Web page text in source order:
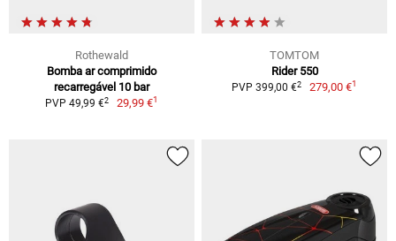
Rothewald
Bomba ar comprimido
recarregável 10 bar
PVP 49,99 €2 29,99 €1
TOMTOM
Rider 550
PVP 399,00 €2 279,00 €1